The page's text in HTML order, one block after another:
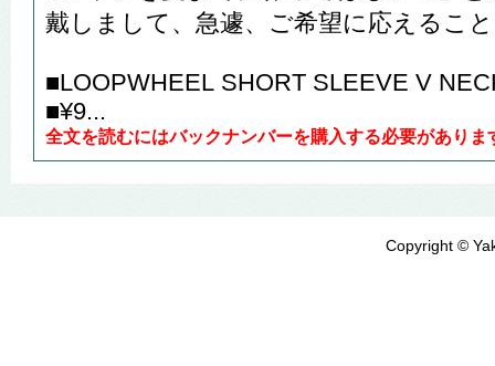
戴しまして、急遽、ご希望に応えるこ
■LOOPWHEEL SHORT SLEEVE V
■¥9...
全文を読むにはバックナンバーを購入する必要がありま
Copyright ©